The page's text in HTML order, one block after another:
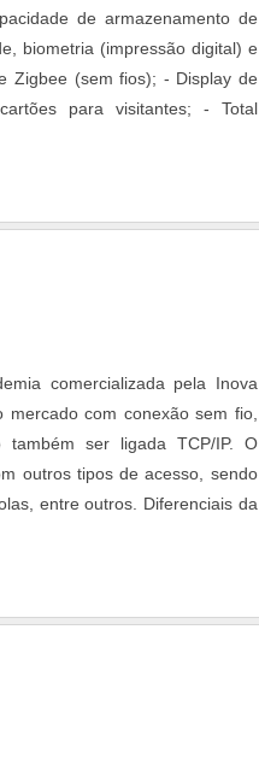
de armazenamento de
biometria (impressão digital) e
Zigbee (sem fios); - Display de
para visitantes; - Total
comercializada pela Inova
com conexão sem fio,
também ser ligada TCP/IP. O
outros tipos de acesso, sendo
entre outros. Diferenciais da